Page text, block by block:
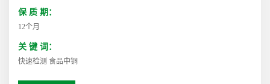
保 质 期：
12个月
关 键 词：
快速检测 食品中铜